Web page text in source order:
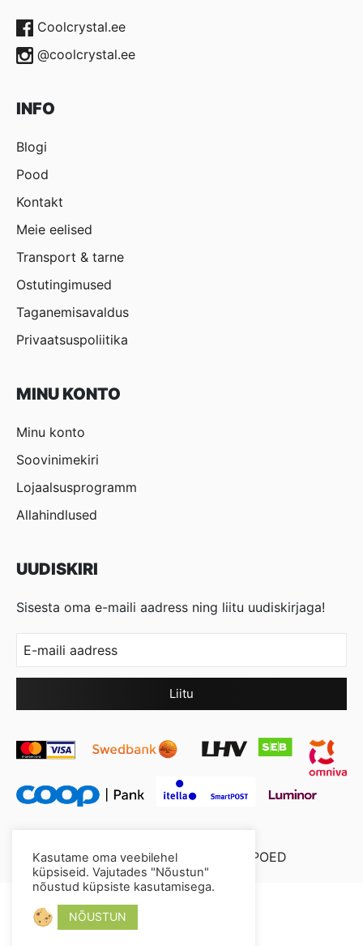
Coolcrystal.ee
@coolcrystal.ee
INFO
Blogi
Pood
Kontakt
Meie eelised
Transport & tarne
Ostutingimused
Taganemisavaldus
Privaatsuspoliitika
MINU KONTO
Minu konto
Soovinimekiri
Lojaalsusprogramm
Allahindlused
UUDISKIRI
Sisesta oma e-maili aadress ning liitu uudiskirjaga!
© 2026 Cool Crystal OÜ // XYSUM E-POED
Kasutame oma veebilehel
küpsiseid. Vajutades "Nõustun"
nõustud küpsiste kasutamisega.
NÕUSTUN